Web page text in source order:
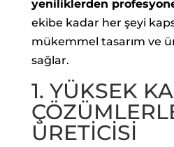
yeniliklerden
ekibe kadar her şeyi
mükemmel tasarım ve
sağlar.
1. YÜKSEK
ÜRETİCİSİ